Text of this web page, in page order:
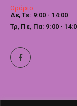
Ωράριο:
Δε, Τε: 9:00 - 14:00
Τρ, Πε, Πα: 9:00 -